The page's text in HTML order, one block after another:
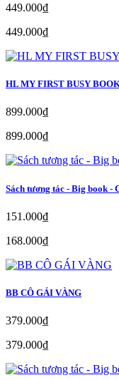
449.000₫
449.000₫
HL MY FIRST BUSY
899.000₫
899.000₫
Sách tương tác - Big book -
151.000₫
168.000₫
BB CÔ GÁI VÀNG
379.000₫
379.000₫